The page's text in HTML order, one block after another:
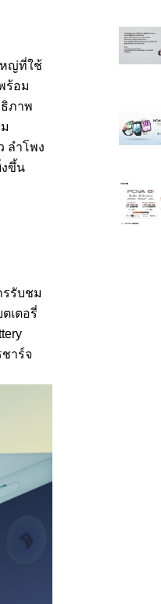
ญ่ที่ใช้
ร้อม
ภาพ
ลำโพง
ขึ้น
รับชม
เตอรี่
าร์จ